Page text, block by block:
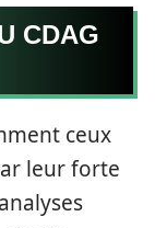
CDAG
ceux
leur forte